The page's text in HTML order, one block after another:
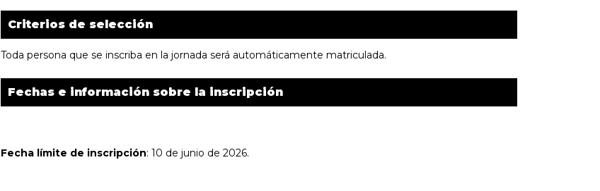
Criterios de selección
Toda persona que se inscriba en la jornada será automáticamente matriculada.
Fechas e información sobre la inscripción
Fecha límite de inscripción: 10 de junio de 2026.